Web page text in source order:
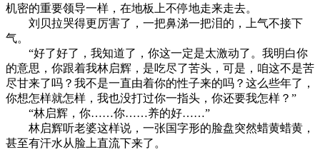
机密的重要领导一样，在地板上不停地走来走去。
刘贝拉哭得更厉害了，一把鼻涕一把泪的，上气不接下
气。
“好了好了，我知道了，你这一定是太激动了。我明白你
的意思，你跟着我林启辉，是吃尽了苦头，可是，咱这不是苦
尽甘来了吗？我不是一直由着你的性子来的吗？这么些年了，
你想怎样就怎样，我也没打过你一指头，你还要我怎样？”
“林启辉，你……你……养的好……”
林启辉听老婆这样说，一张国字形的脸盘突然蜡黄蜡黄，
甚至有汗水从脸上直流下来了。